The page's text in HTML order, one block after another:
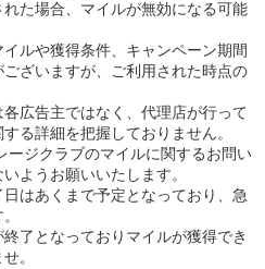
た場合、マイルが無効になる可能
ルや獲得条件、キャンペーン期間
ざいますが、ご利用された時点の
広告主ではなく、代理店が行って
る詳細を把握しておりません。
ージクラブのマイルに関するお問い
ようお願いいたします。
はあくまで予定となっており、急
了となっておりマイルが獲得でき
。